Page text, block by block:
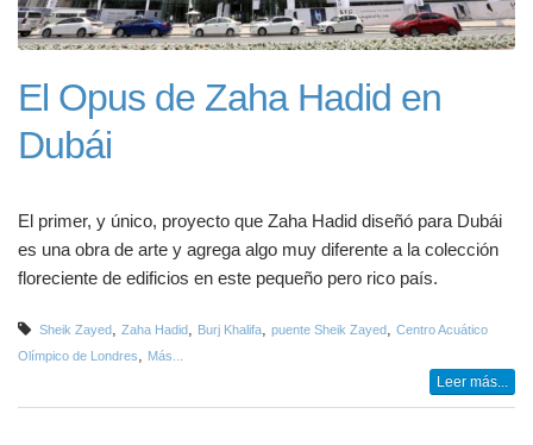
El Opus de Zaha Hadid en
Dubái
El primer, y único, proyecto que Zaha Hadid diseñó para Dubái
es una obra de arte y agrega algo muy diferente a la colección
floreciente de edificios en este pequeño pero rico país.
Sheik Zayed, Zaha Hadid, Burj Khalifa, puente Sheik Zayed, Centro Acuático
Olímpico de Londres, Más...
Leer más...